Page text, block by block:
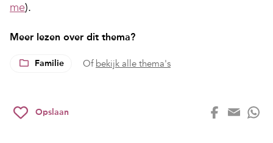
me).
Meer lezen over dit thema?
Familie Of bekijk alle thema's
Opslaan